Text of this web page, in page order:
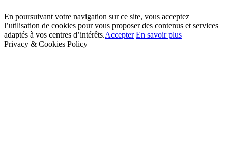
En poursuivant votre navigation sur ce site, vous acceptez
l’utilisation de cookies pour vous proposer des contenus et services
adaptés à vos centres d’intérêts.Accepter En savoir plus
Privacy & Cookies Policy